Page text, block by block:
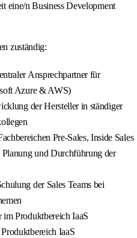
eine/n Business Development
zuständig:
Ansprechpartner für
Azure & AWS)
der Hersteller in ständiger
Pre-Sales, Inside Sales
und Durchführung der
der Sales Teams bei
im Produktbereich IaaS
IaaS